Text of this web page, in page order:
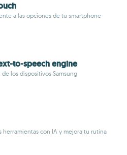
a las opciones de tu smartphone
to-speech engine
de los dispositivos Samsung
herramientas con IA y mejora tu rutina